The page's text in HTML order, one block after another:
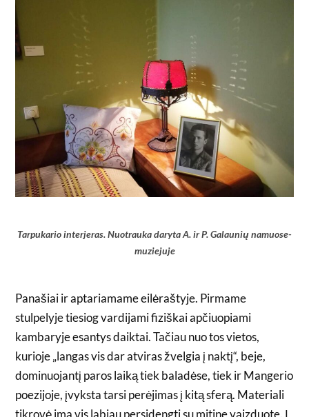
Tarpukario interjeras. Nuotrauka daryta A. ir P. Galaunių namuose-
muziejuje
Panašiai ir aptariamame eilėraštyje. Pirmame
stulpelyje tiesiog vardijami fiziškai apčiuopiami
kambaryje esantys daiktai. Tačiau nuo tos vietos,
kurioje „langas vis dar atviras žvelgia į naktį“, beje,
dominuojantį paros laiką tiek baladėse, tiek ir Mangerio
poezijoje, įvyksta tarsi perėjimas į kitą sferą. Materiali
tikrovė ima vis labiau persidengti su mitine vaizduote. Į